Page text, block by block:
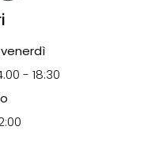
- 18:30